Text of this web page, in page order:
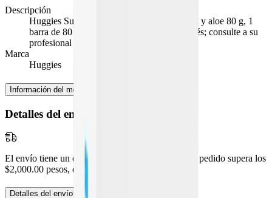
Descripción
Huggies Supreme jabón en barra manzanilla y aloe 80 g, 1
barra de 80 g. Producto de higiene para bebés; consulte a su
profesional de la salud si tiene dudas.
Marca
Huggies
Información del medicamento
Detalles del envío
El envío tiene un costo de
pesos, pero si tu pedido supera los
$2,000.00 pesos, es
Detalles del envío